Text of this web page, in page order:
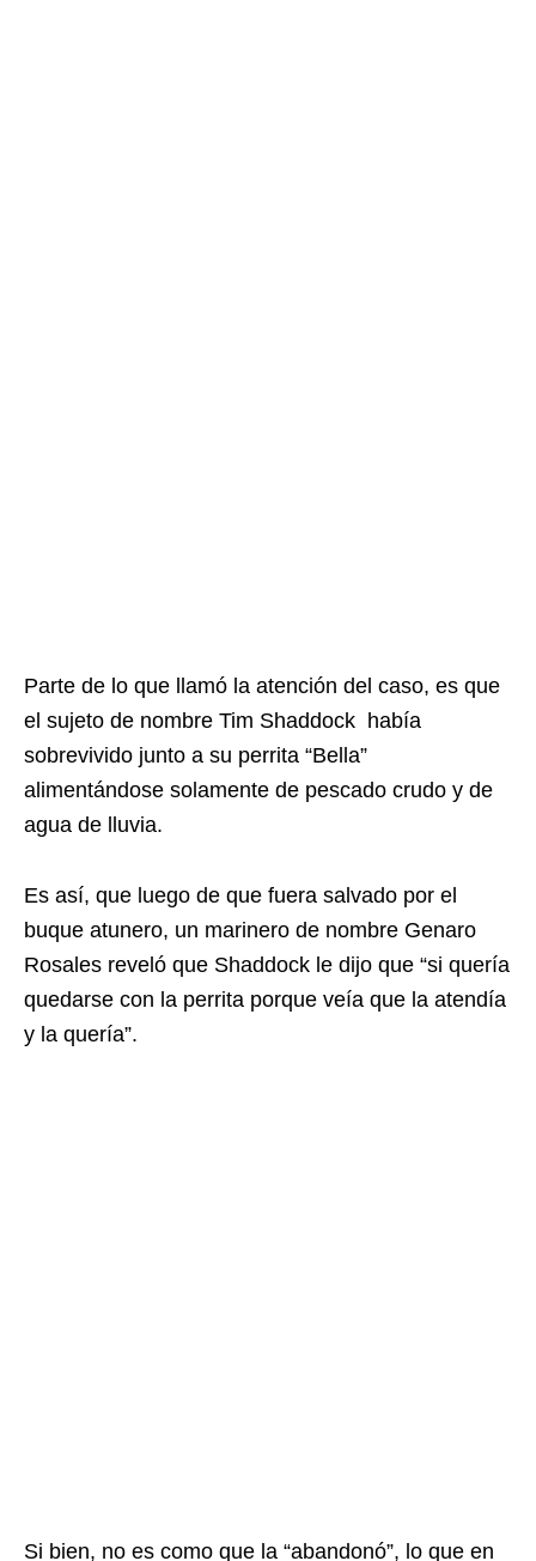
Parte de lo que llamó la atención del caso, es que
el sujeto de nombre Tim Shaddock había
sobrevivido junto a su perrita “Bella”
alimentándose solamente de pescado crudo y de
agua de lluvia.
Es así, que luego de que fuera salvado por el
buque atunero, un marinero de nombre Genaro
Rosales reveló que Shaddock le dijo que “si quería
quedarse con la perrita porque veía que la atendía
y la quería”.
Si bien, no es como que la “abandonó”, lo que en